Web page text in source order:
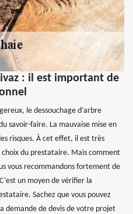
: il est important de
le dessouchage d’arbre
savoir-faire. La mauvaise mise en
risques. À cet effet, il est très
choix du prestataire. Mais comment
vous recommandons fortement de
un moyen de vérifier la
Sachez que vous pouvez
demande de devis de votre projet